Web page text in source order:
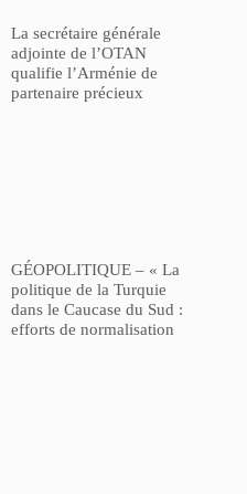
La secrétaire générale
adjointe de l’OTAN
qualifie l’Arménie de
partenaire précieux
GÉOPOLITIQUE – « La
politique de la Turquie
dans le Caucase du Sud :
efforts de normalisation